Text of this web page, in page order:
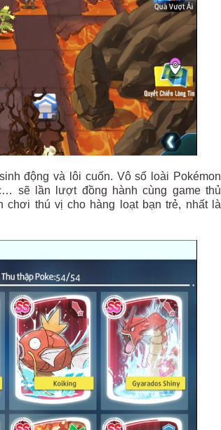
động và lôi cuốn. Vô số loài Pokémon
sẽ lần lượt đồng hành cùng game thủ
chơi thú vị cho hàng loạt bạn trẻ, nhất là